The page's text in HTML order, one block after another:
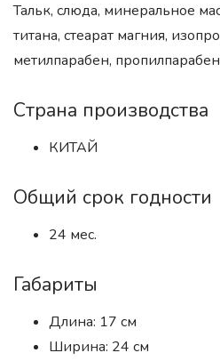
Тальк, слюда, минеральное
титана, стеарат магния,
метилпарабен,
Страна производства
КИТАЙ
Общий срок годности
24 мес.
Габариты
Длина: 17 см
Ширина: 24 см